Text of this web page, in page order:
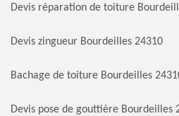
Devis réparation de toiture
Devis zingueur Bourdeilles 24310
Bachage de toiture Bourdeilles
Devis pose de gouttière Bourdeilles